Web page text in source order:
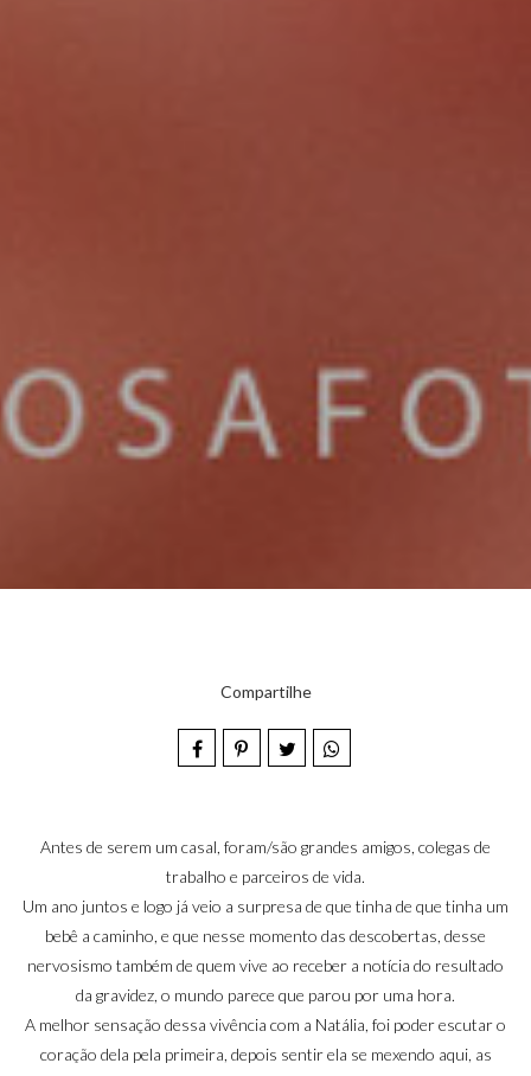
Compartilhe
Antes de serem um casal, foram/são grandes amigos, colegas de
trabalho e parceiros de vida.
Um ano juntos e logo já veio a surpresa de que tinha de que tinha um
bebê a caminho, e que nesse momento das descobertas, desse
nervosismo também de quem vive ao receber a notícia do resultado
da gravidez, o mundo parece que parou por uma hora.
A melhor sensação dessa vivência com a Natália, foi poder escutar o
coração dela pela primeira, depois sentir ela se mexendo aqui, as